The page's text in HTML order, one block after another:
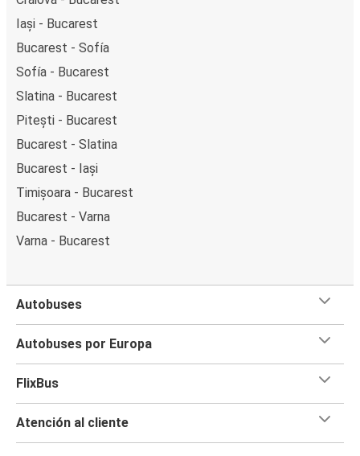
Iași - Bucarest
Bucarest - Sofía
Sofía - Bucarest
Slatina - Bucarest
Pitești - Bucarest
Bucarest - Slatina
Bucarest - Iași
Timișoara - Bucarest
Bucarest - Varna
Varna - Bucarest
Autobuses
Autobuses por Europa
FlixBus
Atención al cliente